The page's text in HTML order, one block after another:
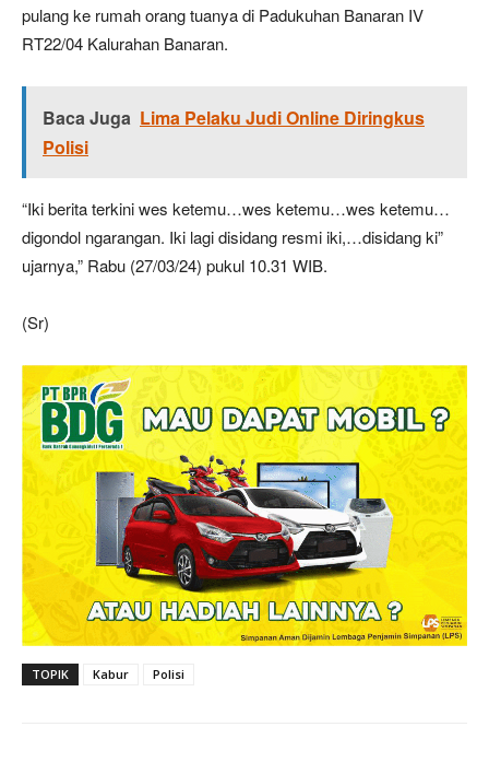
pulang ke rumah orang tuanya di Padukuhan Banaran IV
RT22/04 Kalurahan Banaran.
Baca Juga Lima Pelaku Judi Online Diringkus
Polisi
“Iki berita terkini wes ketemu…wes ketemu…wes ketemu…
digondol ngarangan. Iki lagi disidang resmi iki,…disidang ki”
ujarnya,” Rabu (27/03/24) pukul 10.31 WIB.
(Sr)
TOPIK Kabur Polisi